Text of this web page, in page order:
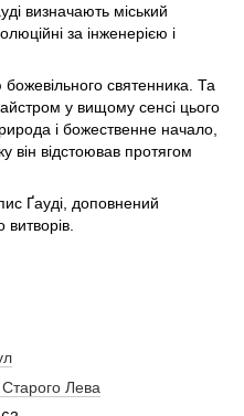
визначають міський
за інженерією і
святенника. Та
у вищому сенсі цього
і божественне начало,
він відстоював протягом
Ґауді, доповнений
Лева